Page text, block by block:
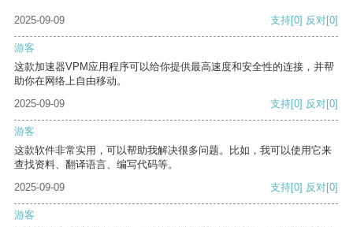
2025-09-09 支持[0] 反对[0]
游客
这款加速器VPM应用程序可以给你提供最高速度和安全性的连接，并帮
助你在网络上自由移动。
2025-09-09
支持[0] 反对[0]
游客
这款软件非常实用，可以帮助我解决很多问题。比如，我可以使用它来
查找资料、翻译语言、编写代码等。
2025-09-09
支持[0] 反对[0]
游客